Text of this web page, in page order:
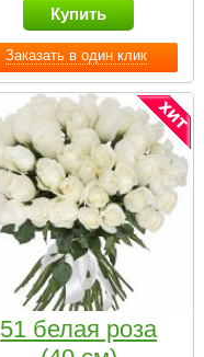
Заказать в один клик
Купить
51 белая роза